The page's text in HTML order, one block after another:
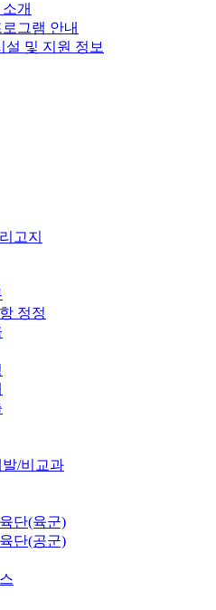
개
그램 안내
설 및 지원 정보
고지
정정
/비교과
단(육군)
단(공군)